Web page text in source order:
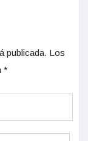
publicada. Los
*